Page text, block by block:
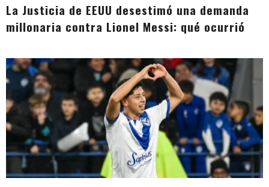
La Justicia de EEUU desestimó una demanda
millonaria contra Lionel Messi: qué ocurrió